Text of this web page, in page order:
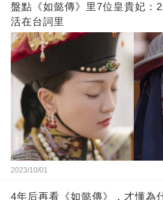
盤點《如懿傳》里7位皇貴妃：
活在台詞里
2023/10/01
4年后再看《如懿傳》，才懂為